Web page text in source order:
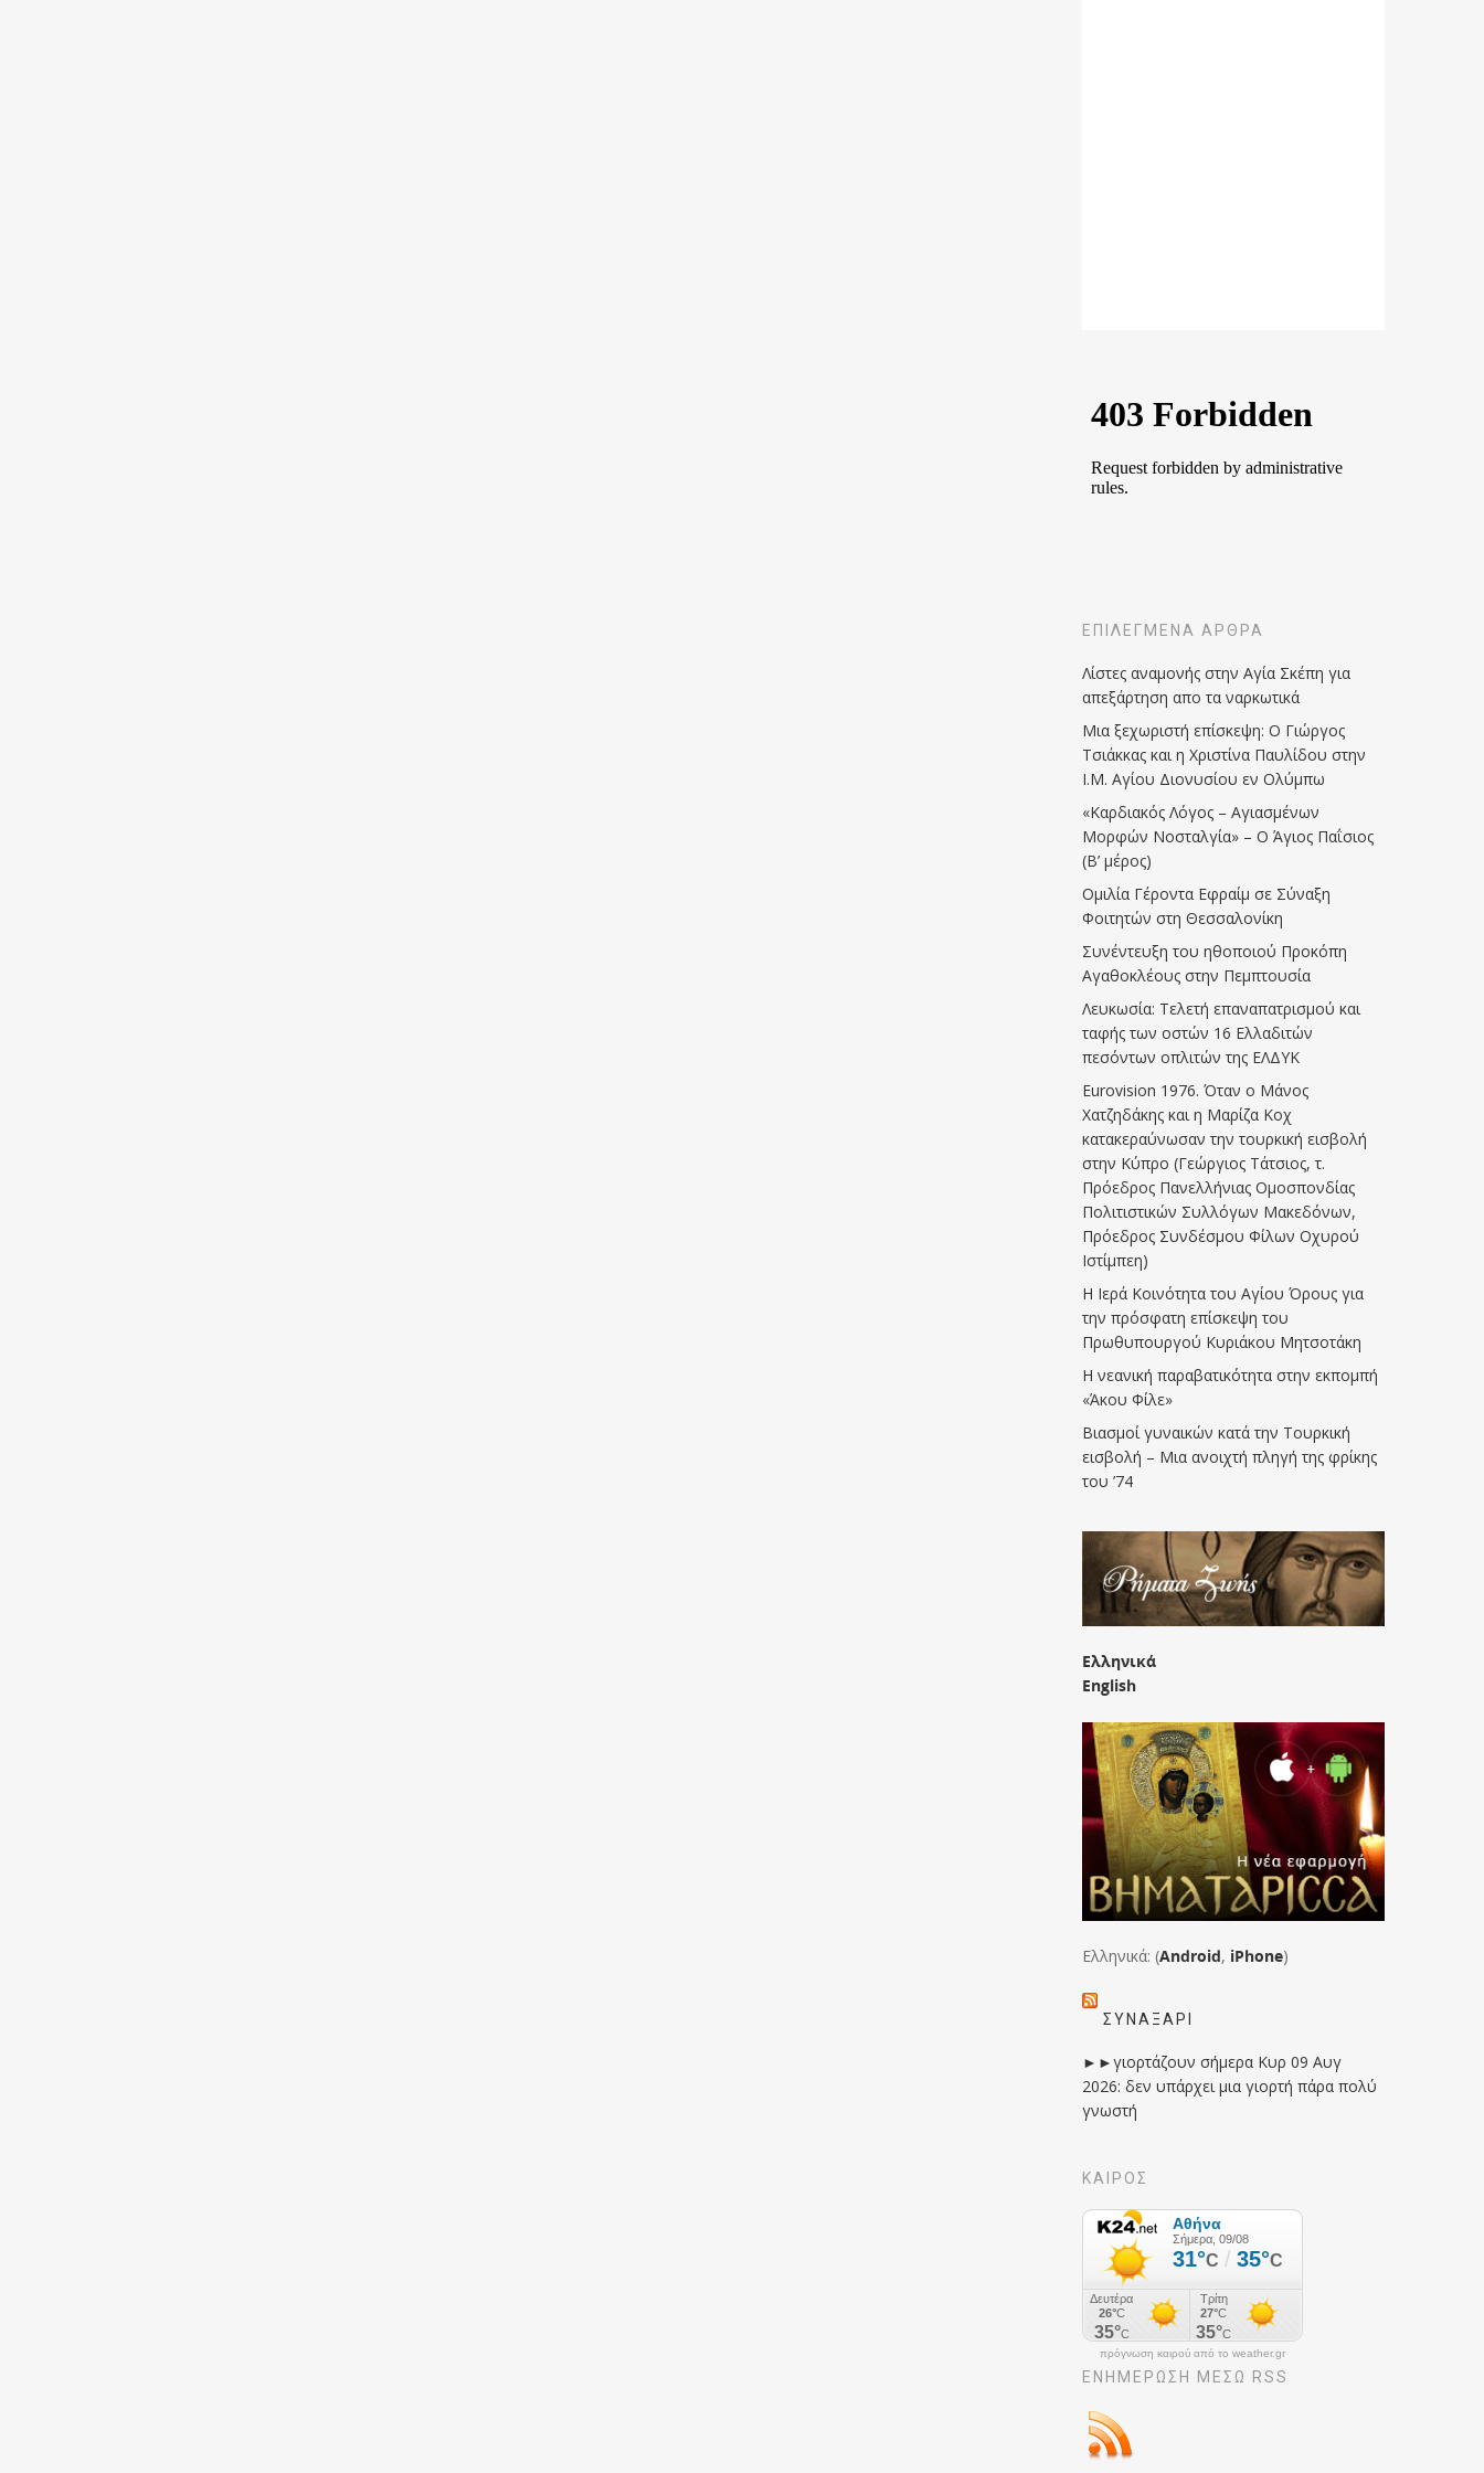
ΕΠΙΛΕΓΜΈΝΑ ΆΡΘΡΑ
Λίστες αναμονής στην Αγία Σκέπη για
απεξάρτηση απο τα ναρκωτικά
Μια ξεχωριστή επίσκεψη: Ο Γιώργος
Τσιάκκας και η Χριστίνα Παυλίδου στην
Ι.Μ. Αγίου Διονυσίου εν Ολύμπω
«Καρδιακός Λόγος – Αγιασμένων
Μορφών Νοσταλγία» – Ο Άγιος Παΐσιος
(Β’ μέρος)
Ομιλία Γέροντα Εφραίμ σε Σύναξη
Φοιτητών στη Θεσσαλονίκη
Συνέντευξη του ηθοποιού Προκόπη
Αγαθοκλέους στην Πεμπτουσία
Λευκωσία: Τελετή επαναπατρισμού και
ταφής των οστών 16 Ελλαδιτών
πεσόντων οπλιτών της ΕΛΔΥΚ
Eurovision 1976. Όταν ο Μάνος
Χατζηδάκης και η Μαρίζα Κοχ
κατακεραύνωσαν την τουρκική εισβολή
στην Κύπρο (Γεώργιος Τάτσιος, τ.
Πρόεδρος Πανελλήνιας Ομοσπονδίας
Πολιτιστικών Συλλόγων Μακεδόνων,
Πρόεδρος Συνδέσμου Φίλων Οχυρού
Ιστίμπεη)
Η Ιερά Κοινότητα του Αγίου Όρους για
την πρόσφατη επίσκεψη του
Πρωθυπουργού Κυριάκου Μητσοτάκη
Η νεανική παραβατικότητα στην εκπομπή
«Άκου Φίλε»
Βιασμοί γυναικών κατά την Τουρκική
εισβολή – Μια ανοιχτή πληγή της φρίκης
του ’74
Ελληνικά
English
Ελληνικά: (Android, iPhone)
ΣΥΝΑΞΆΡΙ
►►γιορτάζουν σήμερα Κυρ 09 Αυγ
2026: δεν υπάρχει μια γιορτή πάρα πολύ
γνωστή
ΚΑΙΡΟΣ
πρόγνωση καιρού από το weather.gr
ΕΝΗΜΈΡΩΣΉ ΜΕΣΩ RSS